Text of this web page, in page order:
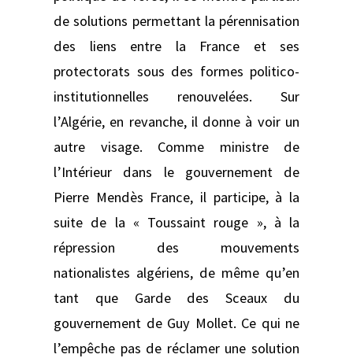
de solutions permettant la pérennisation
des liens entre la France et ses
protectorats sous des formes politico-
institutionnelles renouvelées. Sur
l’Algérie, en revanche, il donne à voir un
autre visage. Comme ministre de
l’Intérieur dans le gouvernement de
Pierre Mendès France, il participe, à la
suite de la « Toussaint rouge », à la
répression des mouvements
nationalistes algériens, de même qu’en
tant que Garde des Sceaux du
gouvernement de Guy Mollet. Ce qui ne
l’empêche pas de réclamer une solution